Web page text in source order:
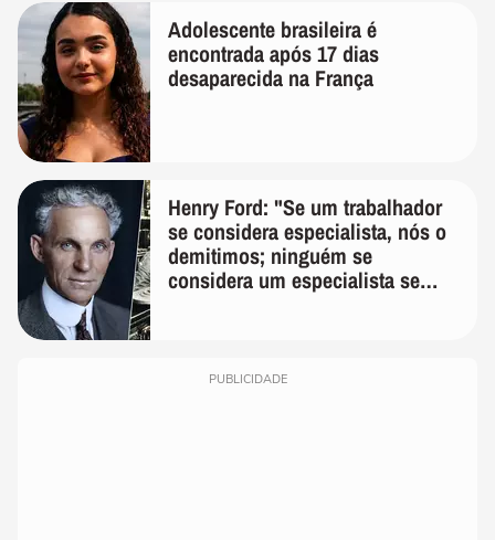
Adolescente brasileira é
encontrada após 17 dias
desaparecida na França
Henry Ford: "Se um trabalhador
se considera especialista, nós o
demitimos; ninguém se
considera um especialista se
PUBLICIDADE